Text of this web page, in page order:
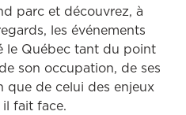
parc et découvrez, à
les événements
le Québec tant du point
son occupation, de ses
que de celui des enjeux
fait face.